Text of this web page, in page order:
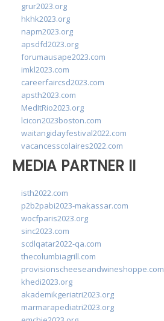
grur2023.org
hkhk2023.org
napm2023.org
apsdfd2023.org
forumausape2023.com
imkl2023.com
careerfaircsd2023.com
apsth2023.com
MedItRio2023.org
lcicon2023boston.com
waitangidayfestival2022.com
vacancesscolaires2022.com
MEDIA PARTNER II
isth2022.com
p2b2pabi2023-makassar.com
wocfparis2023.org
sinc2023.com
scdlqatar2022-qa.com
thecolumbiagrill.com
provisionscheeseandwineshoppe.com
khedi2023.org
akademikgeriatri2023.org
marmarapediatri2023.org